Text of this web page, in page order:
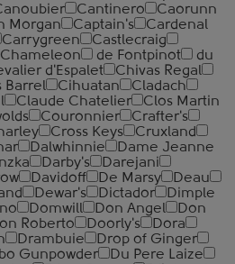
Cantinero
Caorunn
Morgan Captain's
Cardenal
Carrygreen
Castlecraig
Chameleon de Fontpinot
du
d'Espalet
Chivas Regal
Barrel Cihuatan
Cladach
Claude Chatelier
Clos Martin
Couronnier
Crafter's
Cross Keys
Cruxland
Dalwhinnie
Dame Jeanne
Darby's
Darejani
Davidoff De Marsy
Deau
Dewar's Dictador
Dimple
Domwill Don Angel
Don
Roberto Doorly's
Dora
Drambuie
Drop of Ginger
Gunpowder
Du Pere Laize